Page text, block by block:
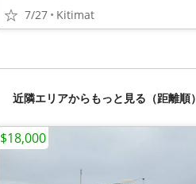
7/27 Kitimat
近隣エリアからもっと見る（距離順）
$18,000